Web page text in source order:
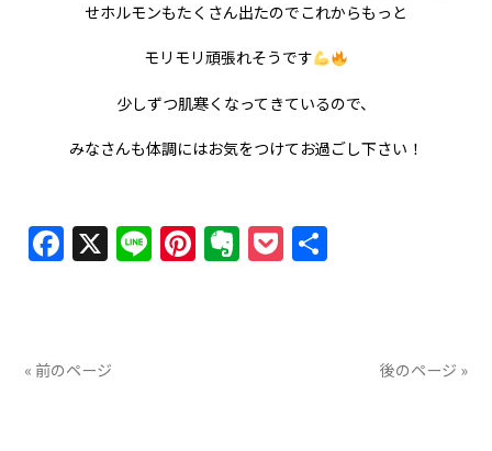
せホルモンもたくさん出たのでこれからもっと
モリモリ頑張れそうです
少しずつ肌寒くなってきているので、
みなさんも体調にはお気をつけてお過ごし下さい！
Facebook
X LinePinterest
Evernote
Pocket
« 前のページ 後のページ »